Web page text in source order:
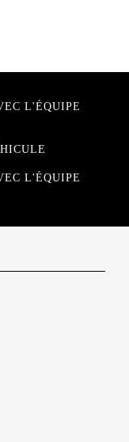
L'ÉQUIPE
L'ÉQUIPE